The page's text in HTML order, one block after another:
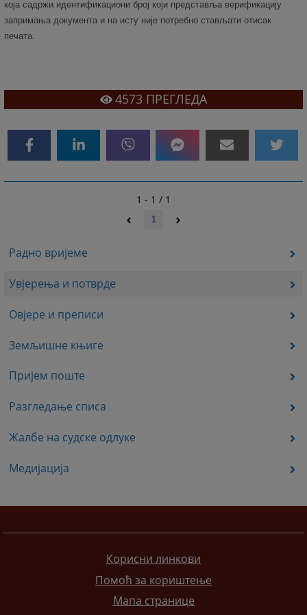
Радно вријеме
Увјерења и потврде
Овјере и преписи
Земљишне књиге
Пријем поште
Разгледање списа
Жалбе на судске одлуке
Медијација
која садржи идентификациони број који представља верификацију
запримања документа и на исту није потребно стављати отисак
печата.
4573 ПРЕГЛЕДА
1 - 1 / 1
1
Корисни линкови
Помоћ за кориштење
Мапа странице